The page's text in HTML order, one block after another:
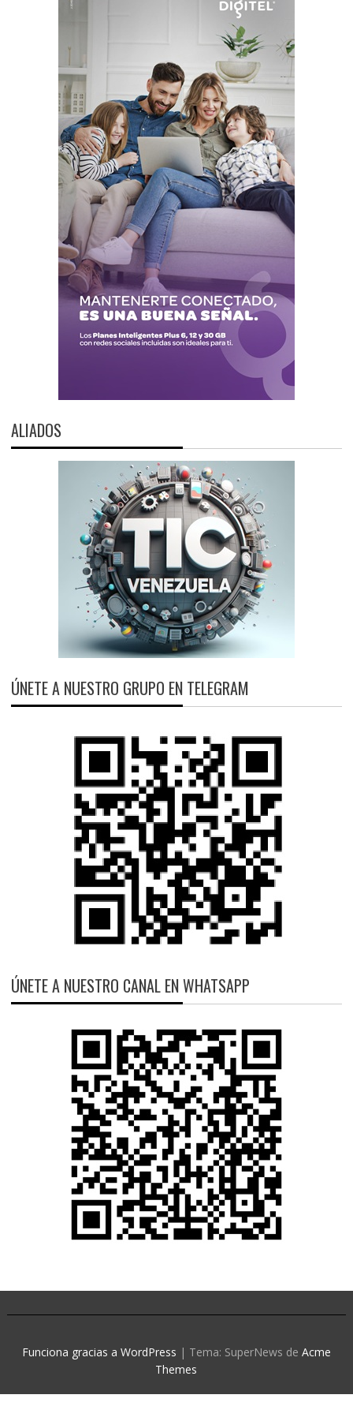
ALIADOS
ÚNETE A NUESTRO GRUPO EN TELEGRAM
ÚNETE A NUESTRO CANAL EN WHATSAPP
Funciona gracias a WordPress | Tema: SuperNews de Acme
Themes